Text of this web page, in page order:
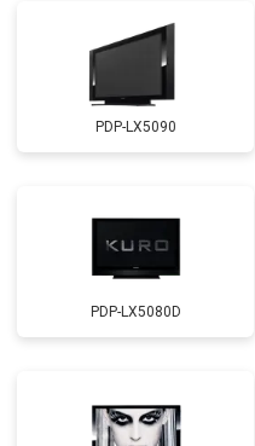
PDP-LX5090
PDP-LX5080D